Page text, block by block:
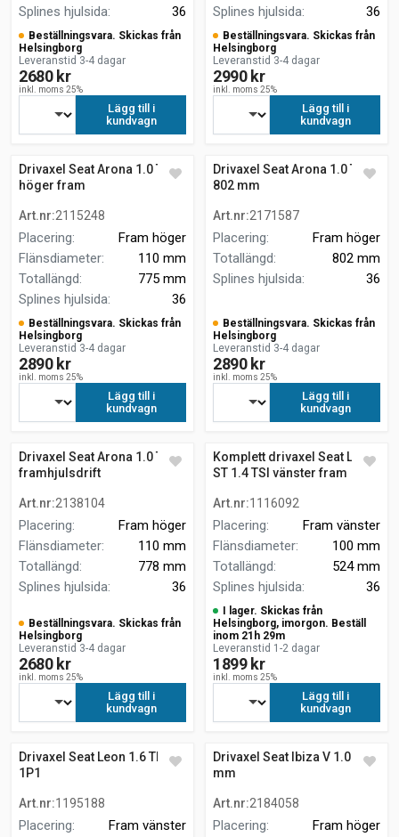
Splines hjulsida: 36
Beställningsvara. Skickas från
Helsingborg
Leveranstid 3-4 dagar
2680 kr
inkl. moms 25%
Lägg till i
kundvagn
Splines hjulsida: 36
Beställningsvara. Skickas från
Helsingborg
Leveranstid 3-4 dagar
2990 kr
inkl. moms 25%
Lägg till i
kundvagn
Drivaxel Seat Arona 1.0 TSI
höger fram
Art.nr:2115248
Placering:
Fram höger
Flänsdiameter:
110 mm
Totallängd:
775 mm
Splines hjulsida: 36
Beställningsvara. Skickas från
Helsingborg
Leveranstid 3-4 dagar
2890 kr
inkl. moms 25%
Lägg till i
kundvagn
Drivaxel Seat Arona 1.0 TSI
802 mm
Art.nr:2171587
Placering:
Fram höger
Totallängd:
802 mm
Splines hjulsida: 36
Beställningsvara. Skickas från
Helsingborg
Leveranstid 3-4 dagar
2890 kr
inkl. moms 25%
Lägg till i
kundvagn
Drivaxel Seat Arona 1.0 TSI
framhjulsdrift
Art.nr:2138104
Placering:
Fram höger
Flänsdiameter:
110 mm
Totallängd:
778 mm
Splines hjulsida: 36
Beställningsvara. Skickas från
Helsingborg
Leveranstid 3-4 dagar
2680 kr
inkl. moms 25%
Lägg till i
kundvagn
Komplett drivaxel Seat Leon
ST 1.4 TSI vänster fram
Art.nr:1116092
Placering:
Fram vänster
Flänsdiameter:
100 mm
Totallängd:
524 mm
Splines hjulsida: 36
I lager. Skickas från
Helsingborg, imorgon. Beställ
inom 21h 29m
Leveranstid 1-2 dagar
1899 kr
inkl. moms 25%
Lägg till i
kundvagn
Drivaxel Seat Leon 1.6 TDI
1P1
Art.nr:1195188
Placering:
Fram vänster
Drivaxel Seat Ibiza V 1.0 907
mm
Art.nr:2184058
Placering:
Fram höger